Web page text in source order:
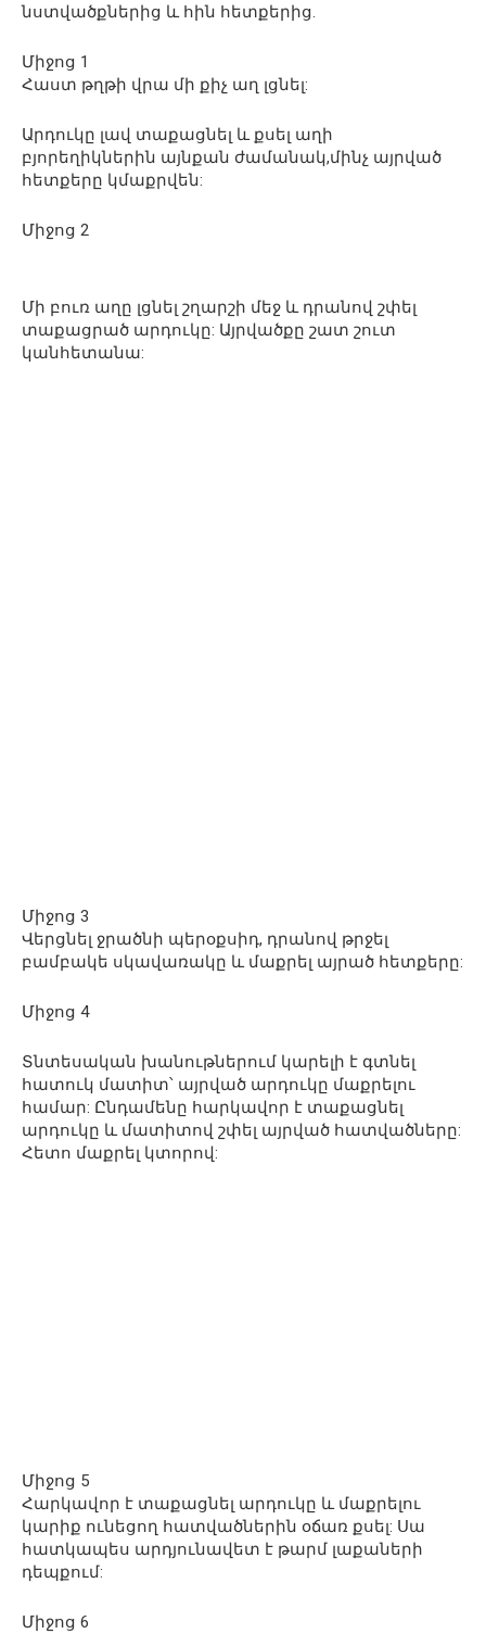
նստվածքներից և հին հետքերից.
Միջոց 1
Հաստ թղթի վրա մի քիչ աղ լցնել:
Արդուկը լավ տաքացնել և քսել աղի
բյորեղիկներին այնքան ժամանակ,մինչ այրված
հետքերը կմաքրվեն:
Միջոց 2
Մի բուռ աղը լցնել շղարշի մեջ և դրանով շփել
տաքացրած արդուկը: Այրվածքը շատ շուտ
կանհետանա:
Միջոց 3
Վերցնել ջրածնի պերօքսիդ, դրանով թրջել
բամբակե սկավառակը և մաքրել այրած հետքերը:
Միջոց 4
Տնտեսական խանութներում կարելի է գտնել
հատուկ մատիտ՝ այրված արդուկը մաքրելու
համար: Ընդամենը հարկավոր է տաքացնել
արդուկը և մատիտով շփել այրված հատվածները:
Հետո մաքրել կտորով:
Միջոց 5
Հարկավոր է տաքացնել արդուկը և մաքրելու
կարիք ունեցող հատվածներին օճառ քսել: Սա
հատկապես արդյունավետ է թարմ լաքաների
դեպքում:
Միջոց 6